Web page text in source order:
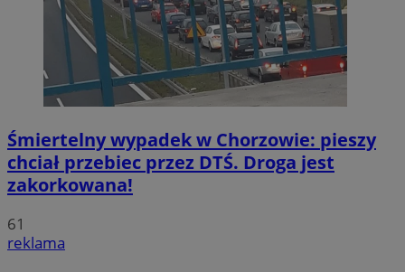
Śmiertelny wypadek w Chorzowie: pieszy
chciał przebiec przez DTŚ. Droga jest
zakorkowana!
61
reklama